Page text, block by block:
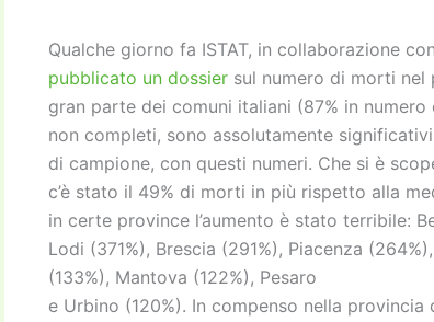
Qualche giorno fa ISTAT, in collaborazione
pubblicato un dossier sul numero di morti
gran parte dei comuni italiani (87% in
non completi, sono assolutamente
di campione, con questi numeri. Che si è
c’è stato il 49% di morti in più rispetto alla
in certe province l’aumento è stato terribile:
Lodi (371%), Brescia (291%), Piacenza
(133%), Mantova (122%), Pesaro
e Urbino (120%). In compenso nella provincia